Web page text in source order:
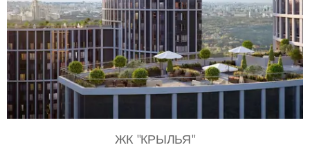
ЖК "КРЫЛЬЯ"